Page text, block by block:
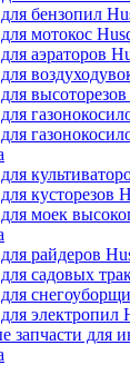
бензопил
мотокос
аэраторов
кусторезов
моек
райдеров
садовых
электропил
запчасти для